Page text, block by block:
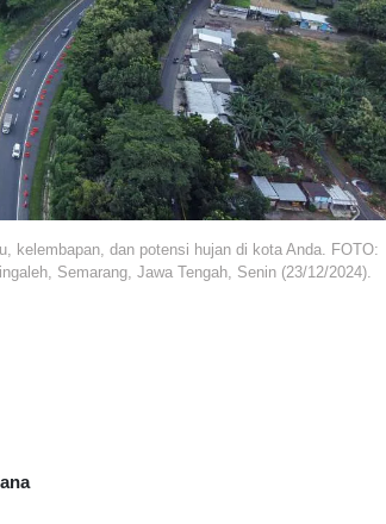
kelembapan, dan potensi hujan di kota Anda. FOTO:
Semarang, Jawa Tengah, Senin (23/12/2024).